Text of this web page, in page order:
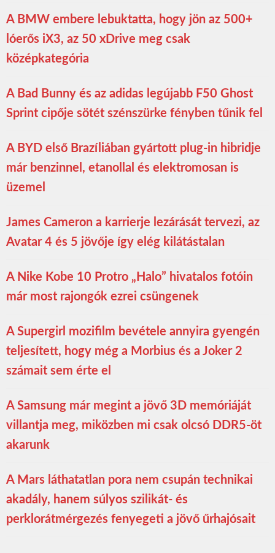
A BMW embere lebuktatta, hogy jön az 500+
lóerős iX3, az 50 xDrive meg csak
középkategória
A Bad Bunny és az adidas legújabb F50 Ghost
Sprint cipője sötét szénszürke fényben tűnik fel
A BYD első Brazíliában gyártott plug-in hibridje
már benzinnel, etanollal és elektromosan is
üzemel
James Cameron a karrierje lezárását tervezi, az
Avatar 4 és 5 jövője így elég kilátástalan
A Nike Kobe 10 Protro „Halo” hivatalos fotóin
már most rajongók ezrei csüngenek
A Supergirl mozifilm bevétele annyira gyengén
teljesített, hogy még a Morbius és a Joker 2
számait sem érte el
A Samsung már megint a jövő 3D memóriáját
villantja meg, miközben mi csak olcsó DDR5-öt
akarunk
A Mars láthatatlan pora nem csupán technikai
akadály, hanem súlyos szilikát- és
perklorátmérgezés fenyegeti a jövő űrhajósait